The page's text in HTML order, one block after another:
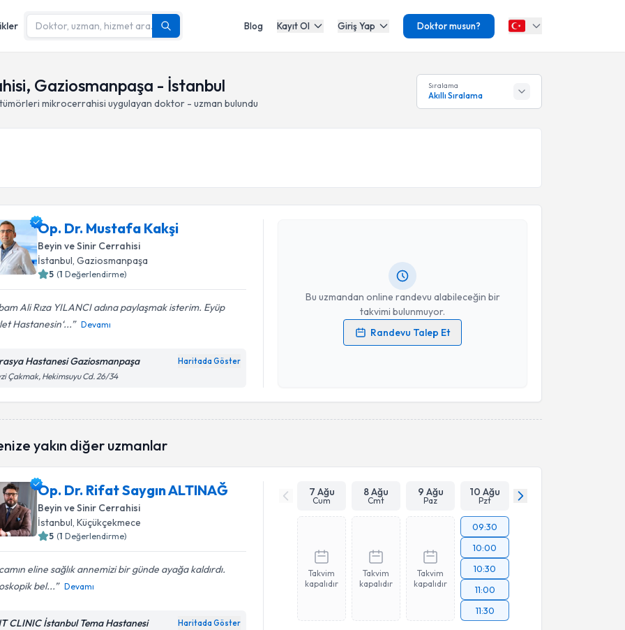
Blog Kayıt Ol Giriş Yap Doktor musun?
Gaziosmanpaşa - İstanbul
mikrocerrahisi uygulayan doktor - uzman bulundu
Sıralama
Akıllı Sıralama
Op. Dr. Mustafa Kakşi
Beyin ve Sinir Cerrahisi
İstanbul, Gaziosmanpaşa
5 (1 Değerlendirme)
Ali Rıza YILANCI adına paylaşmak isterim. Eyüp
Hastanesin‘...
Devamı
Hastanesi Gaziosmanpaşa Haritada Göster
Çakmak, Hekimsuyu Cd. 26/34
Bu uzmandan online randevu alabileceğin bir
takvimi bulunmuyor.
Randevu Talep Et
Op. Dr. Mustafa Kakşi
Kişisel verilerimin işlenmesine ilişkinAydınlatma Metni
Takvim Talebini Gönder
yakın diğer uzmanlar
Op. Dr. Rifat Saygın ALTINAĞ
Beyin ve Sinir Cerrahisi
İstanbul, Küçükçekmece
5 (1 Değerlendirme)
eline sağlık annemizi bir günde ayağa kaldırdı.
bel...
Devamı
CLINIC İstanbul Tema Hastanesi Haritada Göster
7 Ağu
Cum
8 Ağu
Cmt
9 Ağu
Paz
10 Ağu
Pzt
Takvim
kapalıdır
Takvim
kapalıdır
Takvim
kapalıdır
09:30
10:00
10:30
11:00
11:30